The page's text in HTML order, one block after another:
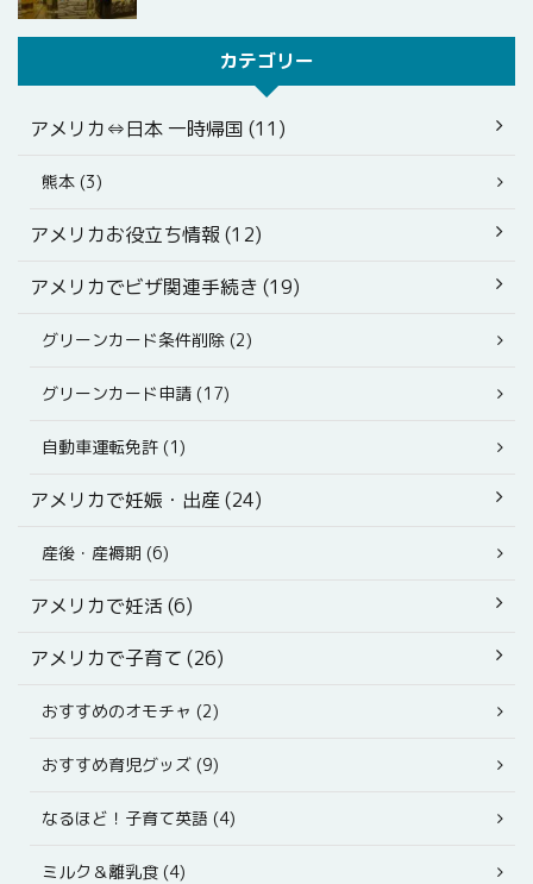
カテゴリー
アメリカ⇔日本 一時帰国 (11)
熊本 (3)
アメリカお役立ち情報 (12)
アメリカでビザ関連手続き (19)
グリーンカード条件削除 (2)
グリーンカード申請 (17)
自動車運転免許 (1)
アメリカで妊娠・出産 (24)
産後・産褥期 (6)
アメリカで妊活 (6)
アメリカで子育て (26)
おすすめのオモチャ (2)
おすすめ育児グッズ (9)
なるほど！子育て英語 (4)
ミルク＆離乳食 (4)